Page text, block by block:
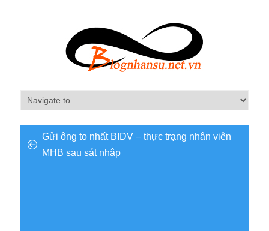
Gửi ông to nhất BIDV – thực trạng nhân viên
MHB sau sát nhập